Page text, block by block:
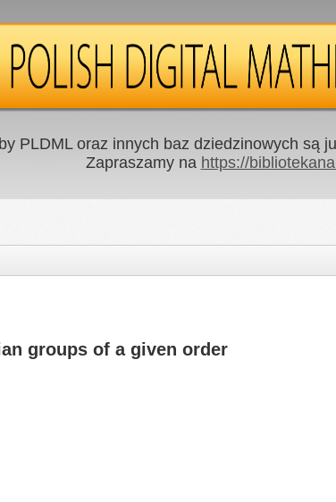
PLDML oraz innych baz dziedzinowych są
Zapraszamy na https://
groups of a given order